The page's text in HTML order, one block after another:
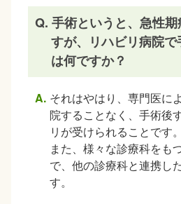
Q. 手術というと、急性
すが、リハビリ病院
は何ですか？
それはやはり、専門医に
院することなく、手術後
リが受けられることです。
また、様々な診療科をも
で、他の診療科と連携し
す。